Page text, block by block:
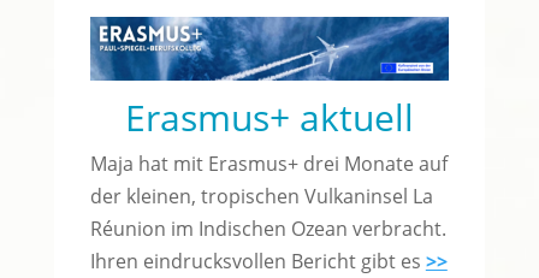
Erasmus+ aktuell
Maja hat mit Erasmus+ drei Monate auf
der kleinen, tropischen Vulkaninsel La
Réunion im Indischen Ozean verbracht.
Ihren eindrucksvollen Bericht gibt es >>